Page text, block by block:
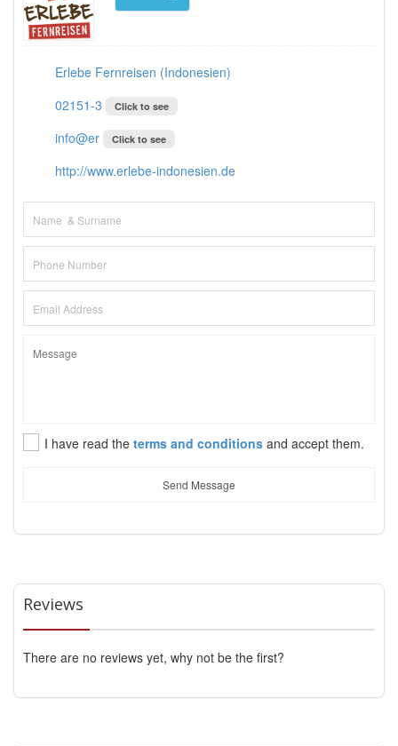
Erlebe Fernreisen (Indonesien)
02151-3
Click to see
info@er Click to see
http://www.erlebe-indonesien.de
I have read the terms and conditions and accept them.
Send Message
Reviews
There are no reviews yet, why not be the first?